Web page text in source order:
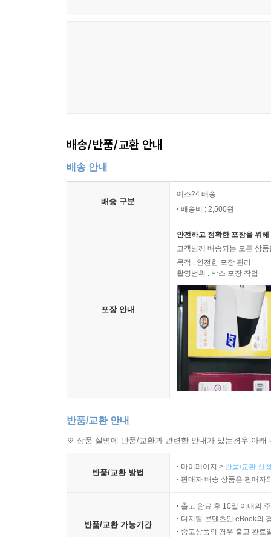
배송/반품/교환 안내
배송 안내
배송 구분
예스24 배송
배송비 : 2,500원
포장 안내
안전하고 정확한 포장을 위
고객님께 배송되는 모든 상
목적 : 안전한 포장 관리
촬영범위 : 박스 포장 작업
반품/교환 안내
※ 상품 설명에 반품/교환과 관련한 안내가 있는경우 아
반품/교환 방법
마이페이지 > 반품/교환 신
판매자 배송 상품은 판매자
반품/교환 가능기간
출고 완료 후 10일 이내의
디지털 콘텐츠인 eBook의
중고상품의 경우 출고 완료